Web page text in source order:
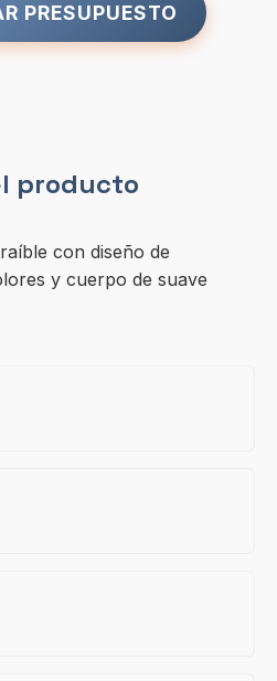
PRESUPUESTO
producto
con diseño de
y cuerpo de suave